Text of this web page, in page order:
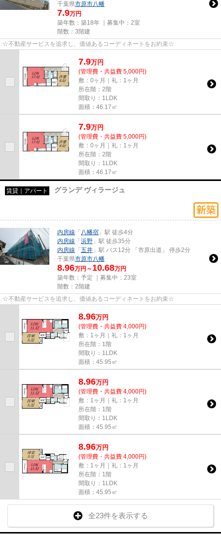
千葉県市原市八幡
7.9万円
築年数：築18年 ｜募集中： 2室
階数：3階建
☆不動産サービスを追求し、価値あるコーディネートをお約束☆
7.9万円
(管理費・共益費 5,000円)
敷：0ヶ月｜礼：1ヶ月
所在階：2階
間取り：1LDK
面積：46.17㎡
7.9万円
(管理費・共益費 5,000円)
敷：0ヶ月｜礼：1ヶ月
所在階：2階
間取り：1LDK
面積：46.17㎡
賃貸｜アパート グランデ ヴィラージュ
内房線 「 八幡宿 」駅 徒歩4分
内房線 「 浜野 」駅 徒歩35分
内房線 「 五井 」駅 バス12分 「市原出道」 停歩2分
千葉県市原市八幡
8.96万円～ 10.68万円
築年数：予定 ｜募集中： 23室
階数：2階建
☆不動産サービスを追求し、価値あるコーディネートをお約束☆
8.96万円
(管理費・共益費 4,000円)
敷：1ヶ月｜礼：1ヶ月
所在階：1階
間取り：1LDK
面積：45.95㎡
8.96万円
(管理費・共益費 4,000円)
敷：1ヶ月｜礼：1ヶ月
所在階：1階
間取り：1LDK
面積：45.95㎡
8.96万円
(管理費・共益費 4,000円)
敷：1ヶ月｜礼：1ヶ月
所在階：1階
間取り：1LDK
面積：45.95㎡
全23件を表示する